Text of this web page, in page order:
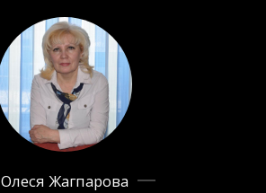
Олеся Жагпарова